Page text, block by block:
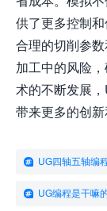
供了更多控制和
合理的切削参
加工中的风险
术的不断发展
带来更多的创新
UG四轴五轴编
UG编程是干嘛